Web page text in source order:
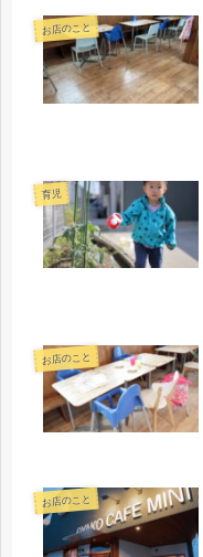
お店のこと
育児
お店のこと
お店のこと